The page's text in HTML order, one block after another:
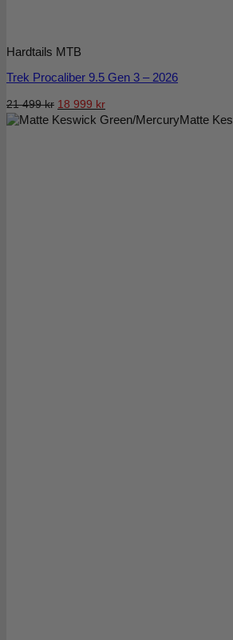
Matte
Hardtails MTB
Trek Procaliber 9.5 Gen 3 – 2026
21 499kr Det
ursprungliga
18 999 krDet
nuvarande